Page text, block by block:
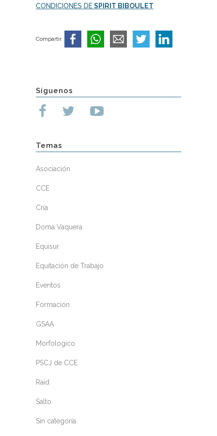
CONDICIONES DESPIRIT BIBOULET
Compartir
Síguenos
Temas
Asociación
CCE
Cría
Doma Vaquera
Equisur
Equitación de Trabajo
Eventos
Formación
GSAA
Morfologico
PSCJ de CCE
Raid
Salto
Sin categoría